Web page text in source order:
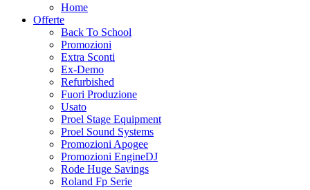
Home
Offerte
Back To School
Promozioni
Extra Sconti
Ex-Demo
Refurbished
Fuori Produzione
Usato
Proel Stage Equipment
Proel Sound Systems
Promozioni Apogee
Promozioni EngineDJ
Rode Huge Savings
Roland Fp Serie